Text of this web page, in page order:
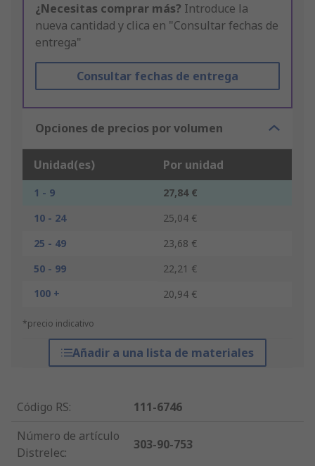
¿Necesitas comprar más? Introduce la
nueva cantidad y clica en "Consultar fechas de
entrega"
Consultar fechas de entrega
Opciones de precios por volumen
Unidad(es) Por unidad
1 - 9
27,84 €
10 - 24
25,04 €
25 - 49
23,68 €
50 - 99
22,21 €
100 +
20,94 €
*precio indicativo
Añadir a una lista de materiales
Código RS:
111-6746
Número de artículo
Distrelec:
303-90-753